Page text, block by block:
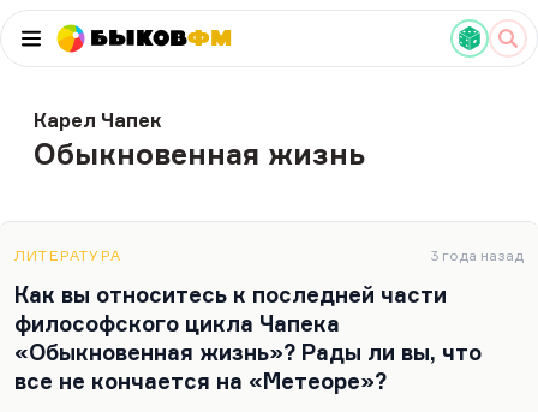
БыковФМ
Карел Чапек
Обыкновенная жизнь
ЛИТЕРАТУРА 3 года назад
Как вы относитесь к последней части
философского цикла Чапека
«Обыкновенная жизнь»? Рады ли вы, что
все не кончается на «Метеоре»?